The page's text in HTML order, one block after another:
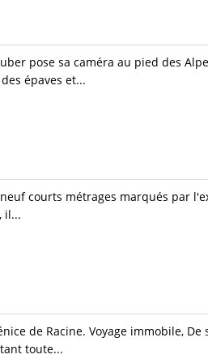
pose sa caméra au pied des
épaves et...
courts métrages marqués par
il...
de Racine. Voyage immobile,
toute...